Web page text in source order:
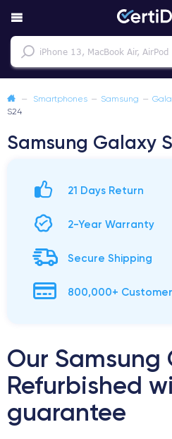
— Smartphones — Samsung —
S24
Samsung Galaxy
21 Days Return
2-Year Warranty
Secure Shipping
800,000+
Our Samsung
Refurbished
guarantee